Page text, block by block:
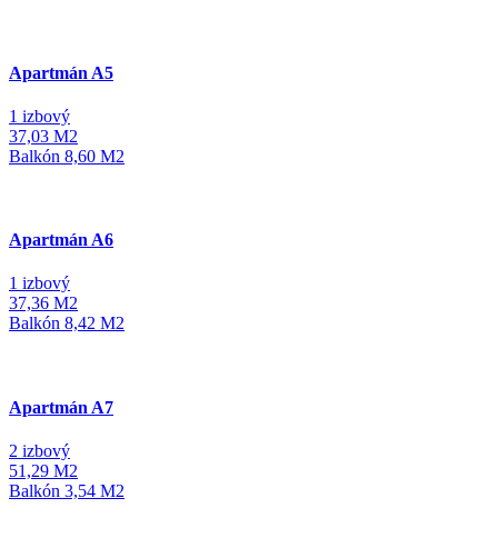
Apartmán A5
1 izbový
37,03 M2
Balkón 8,60 M2
Apartmán A6
1 izbový
37,36 M2
Balkón 8,42 M2
Apartmán A7
2 izbový
51,29 M2
Balkón 3,54 M2